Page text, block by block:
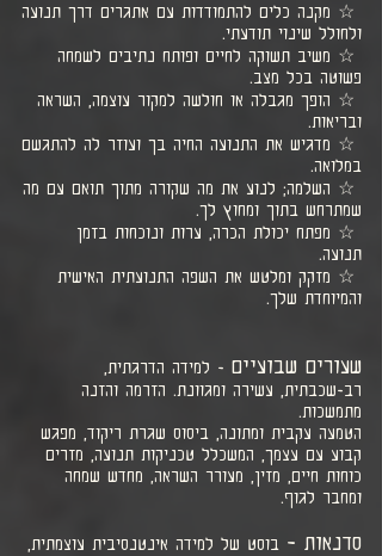
☆ מקנה כלים להתמודדות עם אתגרים דרך תנועה
ולחולל שינוי תודעתי.
☆ משיב תשוקה לחיים ופותח נתיבים לשמחה
פשוטה בכל מצב.
☆ הופך מגבלה או חולשה למקור עוצמה, השראה
ובריאות.
☆ מדגיש את התנועה החיה בך ועוזר לה להתגשם
במלואה.
☆ השלמה; לנוע את מה שקורה מתוך תואם עם מה
שמתרחש בתוך ומחוץ לך.
☆ מפתח יכולת הכרה, ערות ונוכחות בזמן
תנועה.
☆ מזקק ומלטש את השפה התנועתית האישית
והמיוחדת שלך.
שעורים שבועיים - למידה הדרגתית,
רב-שכבתית, עשירה ומגוונת. הזרמה והזנה
מתמשכות.
הטמעה עקבית ומתונה, ביסוס שגרת ריקוד, מפגש
קבוע עם עצמך, המשכלל טכניקות תנועה, מזרים
כוחות חיים, מזין, מעורר השראה, מחדש שמחה
ומחבר לגוף.
סדנאות - בוסט של למידה אינטנסיבית עוצמתית,